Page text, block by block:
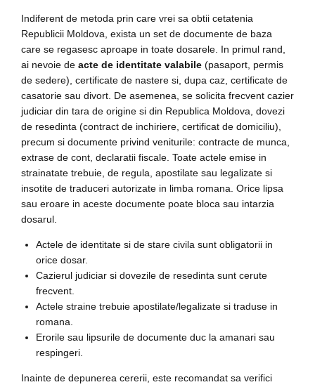
Indiferent de metoda prin care vrei sa obtii cetatenia
Republicii Moldova, exista un set de documente de baza
care se regasesc aproape in toate dosarele. In primul rand,
ai nevoie de acte de identitate valabile (pasaport, permis
de sedere), certificate de nastere si, dupa caz, certificate de
casatorie sau divort. De asemenea, se solicita frecvent cazier
judiciar din tara de origine si din Republica Moldova, dovezi
de resedinta (contract de inchiriere, certificat de domiciliu),
precum si documente privind veniturile: contracte de munca,
extrase de cont, declaratii fiscale. Toate actele emise in
strainatate trebuie, de regula, apostilate sau legalizate si
insotite de traduceri autorizate in limba romana. Orice lipsa
sau eroare in aceste documente poate bloca sau intarzia
dosarul.
Actele de identitate si de stare civila sunt obligatorii in
orice dosar.
Cazierul judiciar si dovezile de resedinta sunt cerute
frecvent.
Actele straine trebuie apostilate/legalizate si traduse in
romana.
Erorile sau lipsurile de documente duc la amanari sau
respingeri.
Inainte de depunerea cererii, este recomandat sa verifici